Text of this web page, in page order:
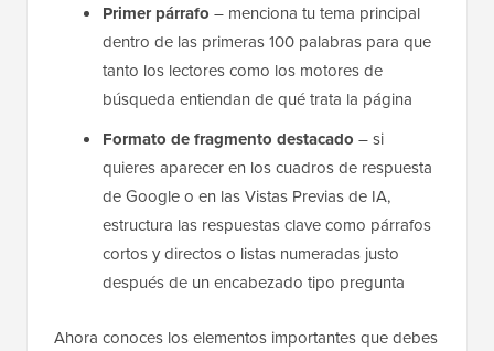
Primer párrafo – menciona tu tema principal
dentro de las primeras 100 palabras para que
tanto los lectores como los motores de
búsqueda entiendan de qué trata la página
Formato de fragmento destacado – si
quieres aparecer en los cuadros de respuesta
de Google o en las Vistas Previas de IA,
estructura las respuestas clave como párrafos
cortos y directos o listas numeradas justo
después de un encabezado tipo pregunta
Ahora conoces los elementos importantes que debes